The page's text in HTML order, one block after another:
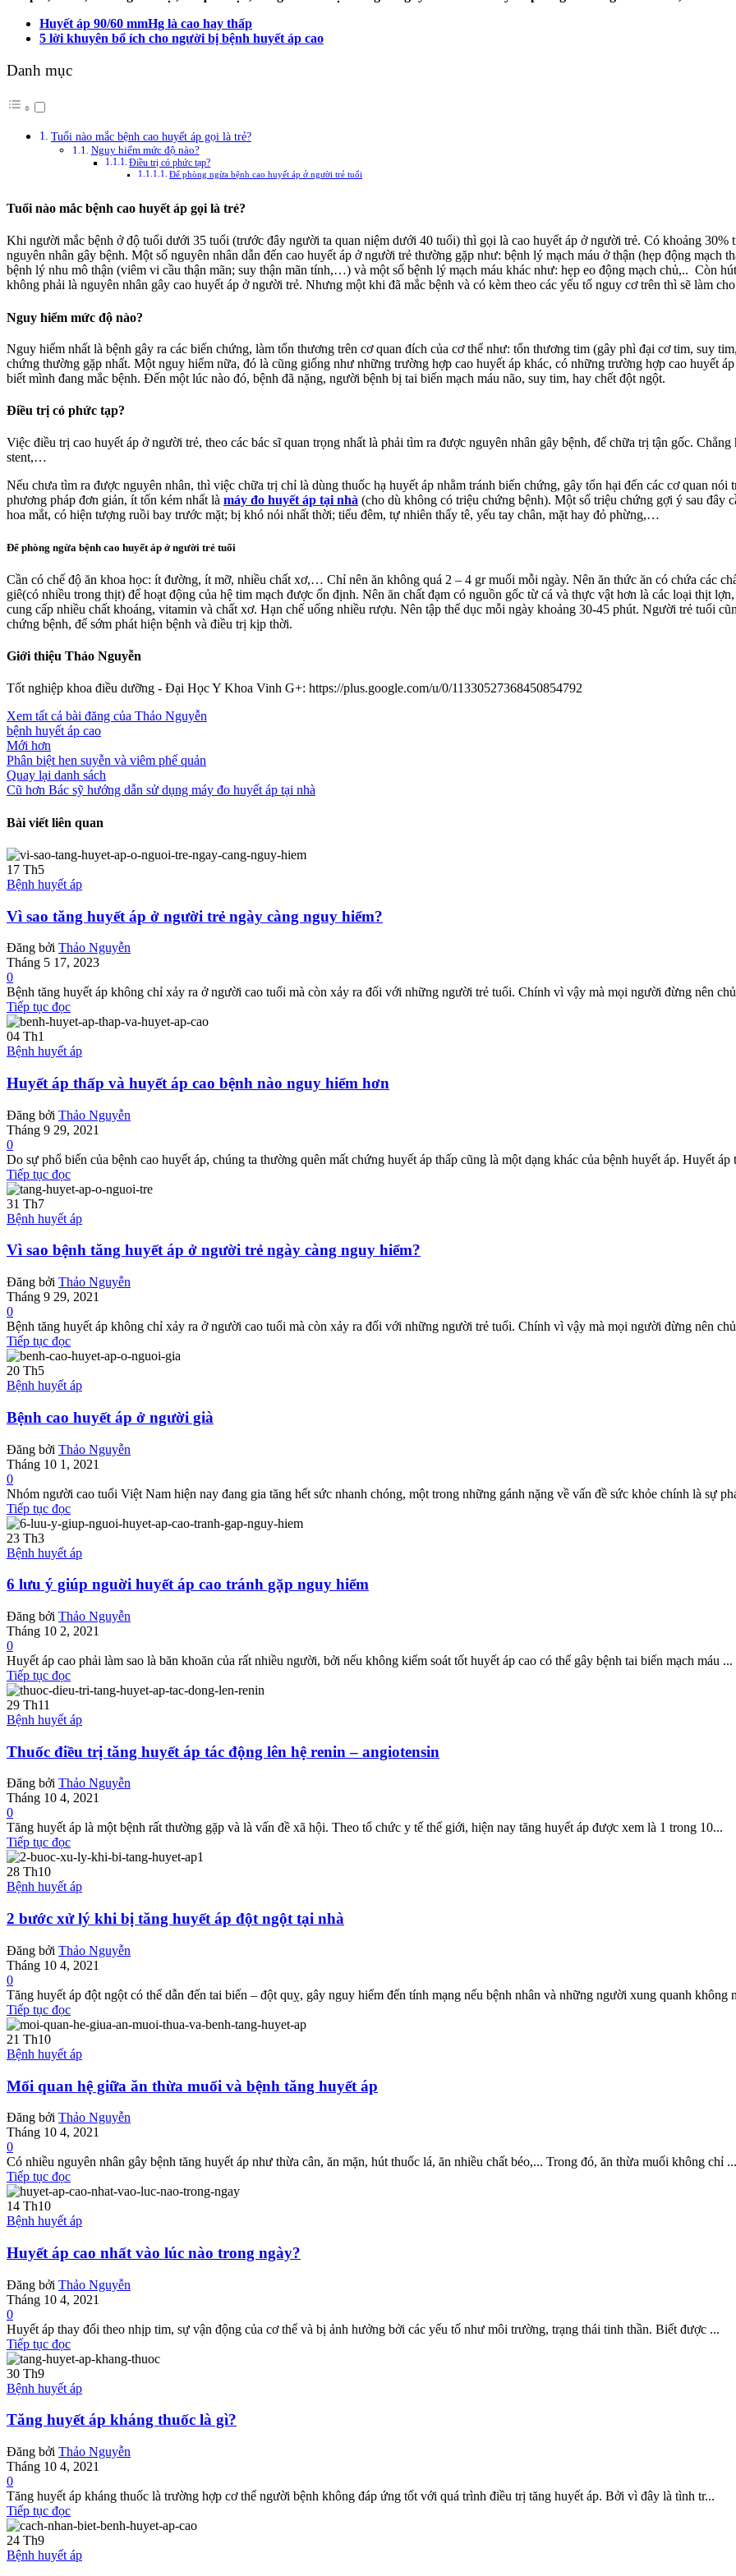
Huyết áp 90/60 mmHg là cao hay thấp
5 lời khuyên bổ ích cho người bị bệnh huyết áp cao
Danh mục
Tuổi nào mắc bệnh cao huyết áp gọi là trẻ?
Nguy hiểm mức độ nào?
Điều trị có phức tạp?
Để phòng ngừa bệnh cao huyết áp ở người trẻ tuổi
Tuổi nào mắc bệnh cao huyết áp gọi là trẻ?
Khi người mắc bệnh ở độ tuổi dưới 35 tuổi (trước đây người ta quan niệm dưới 40 tuổi) thì gọi là cao huyết áp ở người trẻ. Có khoảng
nguyên nhân gây bệnh. Một số nguyên nhân dẫn đến cao huyết áp ở người trẻ thường gặp như: bệnh lý mạch máu ở thận (hẹp động
bệnh lý nhu mô thận (viêm vi cầu thận mãn; suy thận mãn tính,…) và một số bệnh lý mạch máu khác như: hẹp eo động mạch chủ,.. Còn
không phải là nguyên nhân gây cao huyết áp ở người trẻ. Nhưng một khi đã mắc bệnh và có kèm theo các yếu tố nguy cơ trên thì sẽ làm
Nguy hiểm mức độ nào?
Nguy hiểm nhất là bệnh gây ra các biến chứng, làm tổn thương trên cơ quan đích của cơ thể như: tổn thương tim (gây phì đại cơ tim, suy
chứng thường gặp nhất. Một nguy hiểm nữa, đó là cũng giống như những trường hợp cao huyết áp khác, có những trường hợp cao huyết
biết mình đang mắc bệnh. Đến một lúc nào đó, bệnh đã nặng, người bệnh bị tai biến mạch máu não, suy tim, hay chết đột ngột.
Điều trị có phức tạp?
Việc điều trị cao huyết áp ở người trẻ, theo các bác sĩ quan trọng nhất là phải tìm ra được nguyên nhân gây bệnh, để chữa trị tận gốc.
stent,…
Nếu chưa tìm ra được nguyên nhân, thì việc chữa trị chỉ là dùng thuốc hạ huyết áp nhằm tránh biến chứng, gây tổn hại đến các cơ quan
phương pháp đơn giản, ít tốn kém nhất là máy đo huyết áp tại nhà (cho dù không có triệu chứng bệnh). Một số triệu chứng gợi ý sau đây
hoa mắt, có hiện tượng ruồi bay trước mặt; bị khó nói nhất thời; tiểu đêm, tự nhiên thấy tê, yếu tay chân, mặt hay đỏ phừng,…
Để phòng ngừa bệnh cao huyết áp ở người trẻ tuổi
Cần có chế độ ăn khoa học: ít đường, ít mỡ, nhiều chất xơ,… Chỉ nên ăn không quá 2 – 4 gr muối mỗi ngày. Nên ăn thức ăn có chứa các
giê(có nhiều trong thịt) để hoạt động của hệ tim mạch được ổn định. Nên ăn chất đạm có nguồn gốc từ cá và thực vật hơn là các loại thịt
cung cấp nhiều chất khoáng, vitamin và chất xơ. Hạn chế uống nhiều rượu. Nên tập thể dục mỗi ngày khoảng 30-45 phút. Người trẻ tuổi
chứng bệnh, để sớm phát hiện bệnh và điều trị kịp thời.
Giới thiệu Thảo Nguyễn
Tốt nghiệp khoa điều dưỡng - Đại Học Y Khoa Vinh G+: https://plus.google.com/u/0/11330527368450854792
Xem tất cả bài đăng của Thảo Nguyễn
bệnh huyết áp cao
Mới hơn
Phân biệt hen suyễn và viêm phế quản
Quay lại danh sách
Cũ hơn Bác sỹ hướng dẫn sử dụng máy đo huyết áp tại nhà
Bài viết liên quan
17 Th5
Bệnh huyết áp
Vì sao tăng huyết áp ở người trẻ ngày càng nguy hiểm?
Đăng bởi Thảo Nguyễn
Tháng 5 17, 2023
0
Bệnh tăng huyết áp không chỉ xảy ra ở người cao tuổi mà còn xảy ra đối với những người trẻ tuổi. Chính vì vậy mà mọi người đừng nên
Tiếp tục đọc
04 Th1
Bệnh huyết áp
Huyết áp thấp và huyết áp cao bệnh nào nguy hiểm hơn
Đăng bởi Thảo Nguyễn
Tháng 9 29, 2021
0
Do sự phổ biến của bệnh cao huyết áp, chúng ta thường quên mất chứng huyết áp thấp cũng là một dạng khác của bệnh huyết áp. Huyết áp
Tiếp tục đọc
31 Th7
Bệnh huyết áp
Vì sao bệnh tăng huyết áp ở người trẻ ngày càng nguy hiểm?
Đăng bởi Thảo Nguyễn
Tháng 9 29, 2021
0
Bệnh tăng huyết áp không chỉ xảy ra ở người cao tuổi mà còn xảy ra đối với những người trẻ tuổi. Chính vì vậy mà mọi người đừng nên
Tiếp tục đọc
20 Th5
Bệnh huyết áp
Bệnh cao huyết áp ở người già
Đăng bởi Thảo Nguyễn
Tháng 10 1, 2021
0
Nhóm người cao tuổi Việt Nam hiện nay đang gia tăng hết sức nhanh chóng, một trong những gánh nặng về vấn đề sức khỏe chính là sự
Tiếp tục đọc
23 Th3
Bệnh huyết áp
6 lưu ý giúp nguời huyết áp cao tránh gặp nguy hiểm
Đăng bởi Thảo Nguyễn
Tháng 10 2, 2021
0
Huyết áp cao phải làm sao là băn khoăn của rất nhiều người, bởi nếu không kiểm soát tốt huyết áp cao có thể gây bệnh tai biến mạch máu ...
Tiếp tục đọc
29 Th11
Bệnh huyết áp
Thuốc điều trị tăng huyết áp tác động lên hệ renin – angiotensin
Đăng bởi Thảo Nguyễn
Tháng 10 4, 2021
0
Tăng huyết áp là một bệnh rất thường gặp và là vấn đề xã hội. Theo tổ chức y tế thế giới, hiện nay tăng huyết áp được xem là 1 trong 10...
Tiếp tục đọc
28 Th10
Bệnh huyết áp
2 bước xử lý khi bị tăng huyết áp đột ngột tại nhà
Đăng bởi Thảo Nguyễn
Tháng 10 4, 2021
0
Tăng huyết áp đột ngột có thể dẫn đến tai biến – đột quỵ, gây nguy hiểm đến tính mạng nếu bệnh nhân và những người xung quanh không
Tiếp tục đọc
21 Th10
Bệnh huyết áp
Mối quan hệ giữa ăn thừa muối và bệnh tăng huyết áp
Đăng bởi Thảo Nguyễn
Tháng 10 4, 2021
0
Có nhiều nguyên nhân gây bệnh tăng huyết áp như thừa cân, ăn mặn, hút thuốc lá, ăn nhiều chất béo,... Trong đó, ăn thừa muối không chỉ ...
Tiếp tục đọc
14 Th10
Bệnh huyết áp
Huyết áp cao nhất vào lúc nào trong ngày?
Đăng bởi Thảo Nguyễn
Tháng 10 4, 2021
0
Huyết áp thay đổi theo nhịp tim, sự vận động của cơ thể và bị ảnh hưởng bởi các yếu tố như môi trường, trạng thái tinh thần. Biết được ...
Tiếp tục đọc
30 Th9
Bệnh huyết áp
Tăng huyết áp kháng thuốc là gì?
Đăng bởi Thảo Nguyễn
Tháng 10 4, 2021
0
Tăng huyết áp kháng thuốc là trường hợp cơ thể người bệnh không đáp ứng tốt với quá trình điều trị tăng huyết áp. Bởi vì đây là tình tr...
Tiếp tục đọc
24 Th9
Bệnh huyết áp